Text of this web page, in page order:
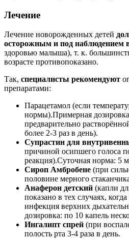
Лечение
Лечение новорожденных детей
осторожным и под наблюдением
здоровью малыша), т. к.
возрасте противопоказано.
Так, специалисты рекомендуют
препаратами:
Парацетамол (если
нормы).Примерная
предварительно
более 2-3 раз в день).
Супрастин для
причиной осипшего голоса
реакция).Суточная норма: 5
Сироп Амбробене (при
половине мерного
Анаферон детский (капли
показано в тех случаях,
инфекция верхних
дозировка: по 10 капель
Ингалипт спрей (при
полость рта 3-4 раза в день.